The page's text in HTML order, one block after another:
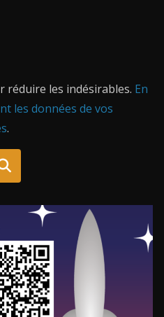
réduire les indésirables. En
les données de vos
.